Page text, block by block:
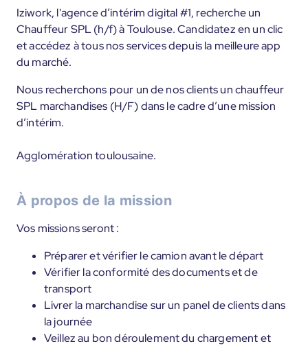
Iziwork, l'agence d’intérim digital #1, recherche un
Chauffeur SPL (h/f) à Toulouse. Candidatez en un clic
et accédez à tous nos services depuis la meilleure app
du marché.
Nous recherchons pour un de nos clients un chauffeur
SPL marchandises (H/F) dans le cadre d’une mission
d’intérim.
Agglomération toulousaine.
À propos de la mission
Vos missions seront :
Préparer et vérifier le camion avant le départ
Vérifier la conformité des documents et de
transport
Livrer la marchandise sur un panel de clients dans
la journée
Veillez au bon déroulement du chargement et